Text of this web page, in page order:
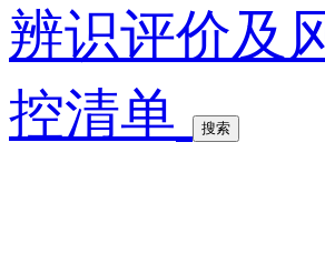
辨识评价及
控清单
搜索